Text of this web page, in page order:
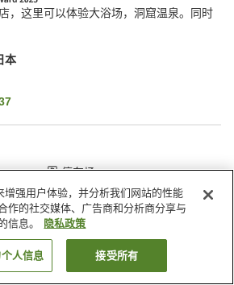
，这里可以体验大浴场，洞窟温泉。同时
本
停车场
包间餐厅
南阿苏村 南阿苏俵山温泉 竹乐亭旅馆
搜索客房
增强用户体验，并分析我们网站的性能
作的社交媒体、广告商和分析商分享与
信息。
隐私政策
人信息 接受所有